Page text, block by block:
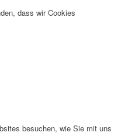
dass wir Cookies
besuchen, wie Sie mit uns